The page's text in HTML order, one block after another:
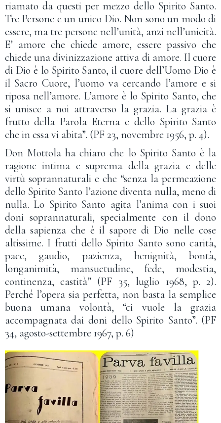
riamato da questi per mezzo dello Spirito Santo.
Tre Persone e un unico Dio. Non sono un modo di
essere, ma tre persone nell’unità, anzi nell’unicità.
E’ amore che chiede amore, essere passivo che
chiede una divinizzazione attiva di amore. Il cuore
di Dio è lo Spirito Santo, il cuore dell’Uomo Dio è
il Sacro Cuore, l’uomo va cercando l’amore e si
riposa nell’amore. L’amore è lo Spirito Santo, che
si unisce a noi attraverso la grazia. La grazia è
frutto della Parola Eterna e dello Spirito Santo
che in essa vi abita”. (PF 23, novembre 1956, p. 4).
Don Mottola ha chiaro che lo Spirito Santo è la
ragione intima e suprema della grazia e delle
virtù soprannaturali e che “senza la permeazione
dello Spirito Santo l’azione diventa nulla, meno di
nulla. Lo Spirito Santo agita l’anima con i suoi
doni soprannaturali, specialmente con il dono
della sapienza che è il sapore di Dio nelle cose
altissime. I frutti dello Spirito Santo sono carità,
pace, gaudio, pazienza, benignità, bontà,
longanimità, mansuetudine, fede, modestia,
continenza, castità” (PF 35, luglio 1968, p. 2).
Perché l’opera sia perfetta, non basta la semplice
buona umana volontà, “ci vuole la grazia
accompagnata dai doni dello Spirito Santo”. (PF
34, agosto-settembre 1967, p. 6)